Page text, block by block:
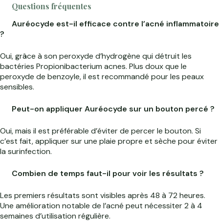
Questions fréquentes
Auréocyde est-il efficace contre l’acné inflammatoire
?
Oui, grâce à son peroxyde d’hydrogène qui détruit les
bactéries Propionibacterium acnes. Plus doux que le
peroxyde de benzoyle, il est recommandé pour les peaux
sensibles.
Peut-on appliquer Auréocyde sur un bouton percé ?
Oui, mais il est préférable d’éviter de percer le bouton. Si
c’est fait, appliquer sur une plaie propre et sèche pour éviter
la surinfection.
Combien de temps faut-il pour voir les résultats ?
Les premiers résultats sont visibles après 48 à 72 heures.
Une amélioration notable de l’acné peut nécessiter 2 à 4
semaines d’utilisation régulière.